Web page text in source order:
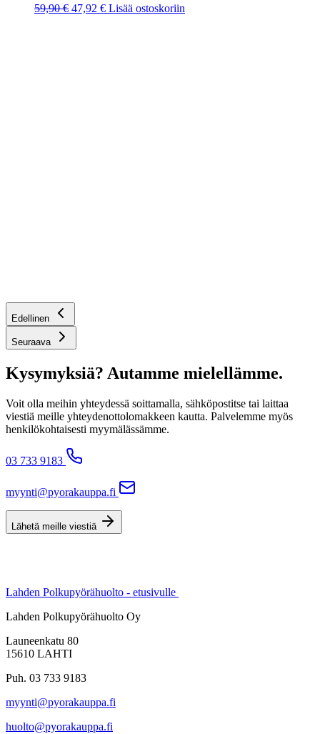
59,90€ Alkuperäinen
47,92 €Nykyinen
Lisää ostoskoriin
Edellinen
Seuraava
Kysymyksiä? Autamme mielellämme.
Voit olla meihin yhteydessä soittamalla, sähköpostitse tai laittaa
viestiä meille yhteydenottolomakkeen kautta. Palvelemme myös
henkilökohtaisesti myymälässämme.
03 733 9183
myynti@pyorakauppa.fi
Lähetä meille viestiä
Lahden Polkupyörähuolto - etusivulle
Lahden Polkupyörähuolto Oy
Launeenkatu 80
15610 LAHTI
Puh. 03 733 9183
myynti@pyorakauppa.fi
huolto@pyorakauppa.fi